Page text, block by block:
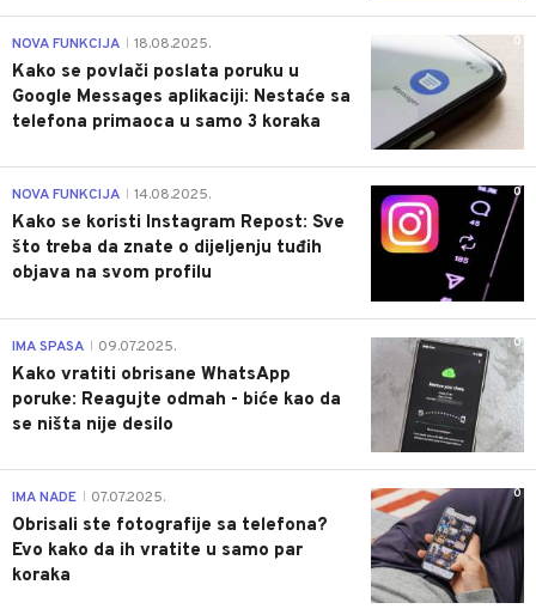
0
NOVA FUNKCIJA 18.08.2025.
Kako se povlači poslata poruku u
Google Messages aplikaciji: Nestaće sa
telefona primaoca u samo 3 koraka
0
NOVA FUNKCIJA 14.08.2025.
Kako se koristi Instagram Repost: Sve
što treba da znate o dijeljenju tuđih
objava na svom profilu
0
IMA SPASA 09.07.2025.
Kako vratiti obrisane WhatsApp
poruke: Reagujte odmah - biće kao da
se ništa nije desilo
0
IMA NADE 07.07.2025.
Obrisali ste fotografije sa telefona?
Evo kako da ih vratite u samo par
koraka